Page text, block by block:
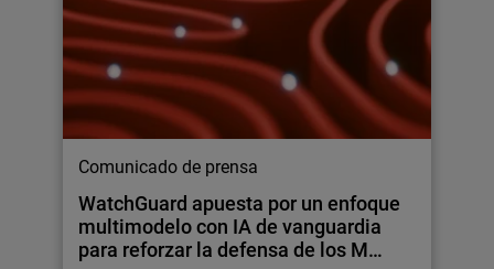
Comunicado de prensa
WatchGuard apuesta por un enfoque
multimodelo con IA de vanguardia
para reforzar la defensa de los M…